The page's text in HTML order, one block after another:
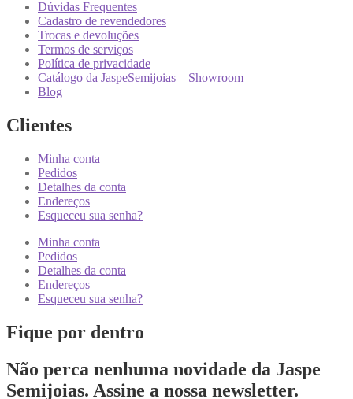
Dúvidas Frequentes
Cadastro de revendedores
Trocas e devoluções
Termos de serviços
Política de privacidade
Catálogo da JaspeSemijoias – Showroom
Blog
Clientes
Minha conta
Pedidos
Detalhes da conta
Endereços
Esqueceu sua senha?
Minha conta
Pedidos
Detalhes da conta
Endereços
Esqueceu sua senha?
Fique por dentro
Não perca nenhuma novidade da Jaspe
Semijoias. Assine a nossa newsletter.